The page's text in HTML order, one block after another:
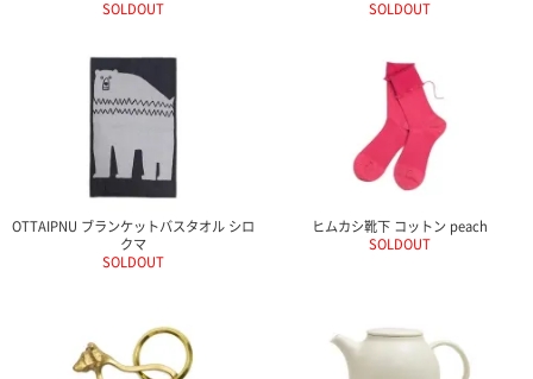
SOLDOUT
SOLDOUT
OTTAIPNU ブランケットバスタオル シロ
クマ
SOLDOUT
ヒムカシ靴下 コットン peach
SOLDOUT